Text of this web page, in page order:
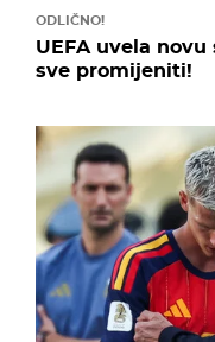
ODLIČNO!
UEFA uvela novu
sve promijeniti!